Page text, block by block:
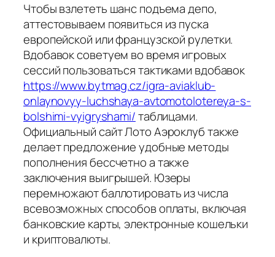
Чтобы взлететь шанс подъема депо,
аттестовываем появиться из пуска
европейской или французской рулетки.
Вдобавок советуем во время игровых
сессий пользоваться тактиками вдобавок
https://www.bytmag.cz/igra-aviaklub-
onlaynovyy-luchshaya-avtomotolotereya-s-
bolshimi-vyigryshami/таблицами.
Официальный сайт Лото Аэроклуб также
делает предложение удобные методы
пополнения бессчетно а также
заключения выигрышей. Юзеры
перемножают баллотировать из числа
всевозможных способов оплаты, включая
банковские карты, электронные кошельки
и криптовалюты.